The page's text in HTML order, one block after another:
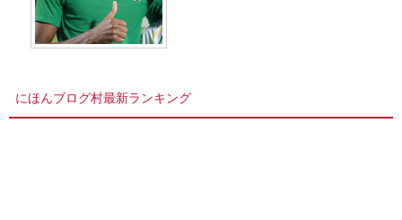
にほんブログ村最新ランキング